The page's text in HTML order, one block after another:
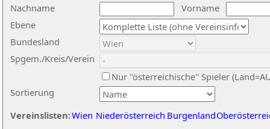
Nachname
Vorname
Ebene
Sortierung
Bundesland
Spgem./Kreis/Verein
Nur "österreichische" Spieler
Vereinslisten:Wien Niederösterreich Burgenland